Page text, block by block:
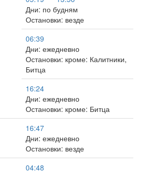
Дни: по будням
Остановки: везде
06:39
Дни: ежедневно
Остановки: кроме: Калитники,
Битца
16:24
Дни: ежедневно
Остановки: кроме: Битца
16:47
Дни: ежедневно
Остановки: везде
04:48